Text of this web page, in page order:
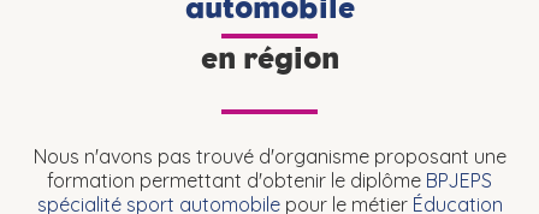
automobile
en région
Nous n'avons pas trouvé d'organisme proposant une
formation permettant d'obtenir le diplôme BPJEPS
spécialité sport automobilepour le métier Éducation